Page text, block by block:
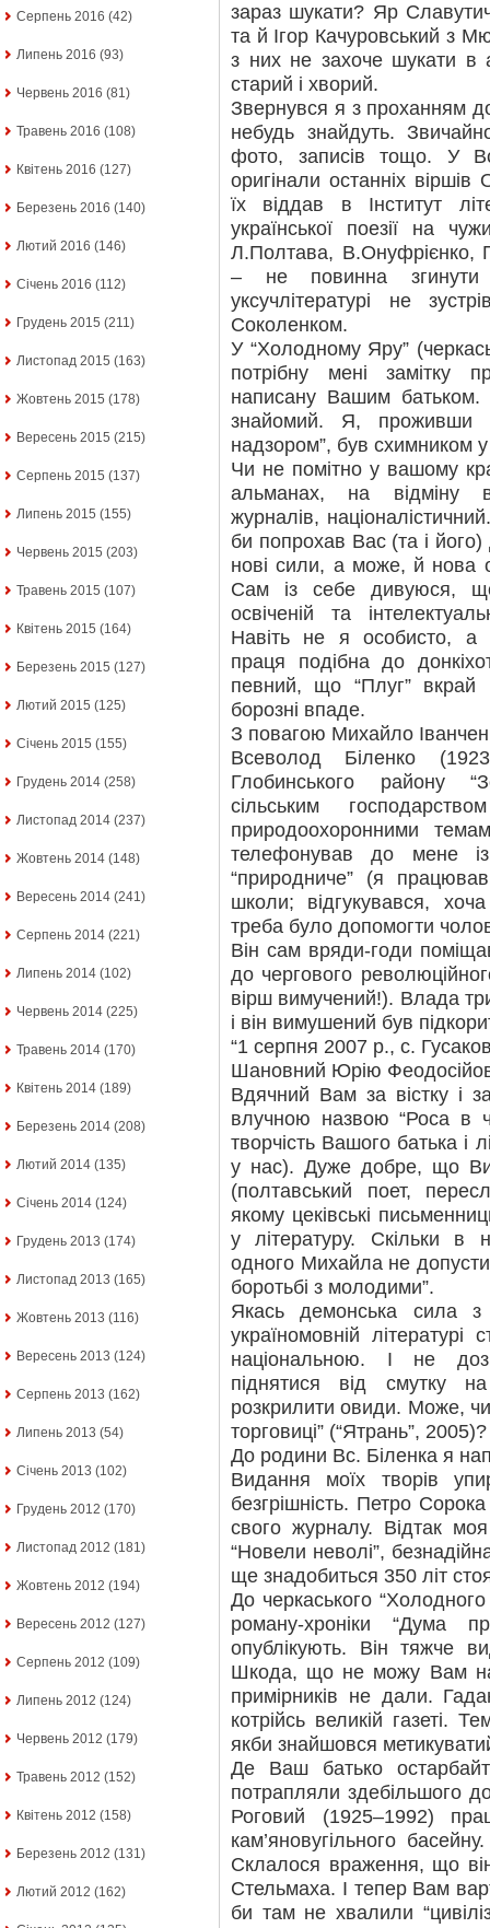
Серпень 2016 (42)
Липень 2016 (93)
Червень 2016 (81)
Травень 2016 (108)
Квітень 2016 (127)
Березень 2016 (140)
Лютий 2016 (146)
Січень 2016 (112)
Грудень 2015 (211)
Листопад 2015 (163)
Жовтень 2015 (178)
Вересень 2015 (215)
Серпень 2015 (137)
Липень 2015 (155)
Червень 2015 (203)
Травень 2015 (107)
Квітень 2015 (164)
Березень 2015 (127)
Лютий 2015 (125)
Січень 2015 (155)
Грудень 2014 (258)
Листопад 2014 (237)
Жовтень 2014 (148)
Вересень 2014 (241)
Серпень 2014 (221)
Липень 2014 (102)
Червень 2014 (225)
Травень 2014 (170)
Квітень 2014 (189)
Березень 2014 (208)
Лютий 2014 (135)
Січень 2014 (124)
Грудень 2013 (174)
Листопад 2013 (165)
Жовтень 2013 (116)
Вересень 2013 (124)
Серпень 2013 (162)
Липень 2013 (54)
Січень 2013 (102)
Грудень 2012 (170)
Листопад 2012 (181)
Жовтень 2012 (194)
Вересень 2012 (127)
Серпень 2012 (109)
Липень 2012 (124)
Червень 2012 (179)
Травень 2012 (152)
Квітень 2012 (158)
Березень 2012 (131)
Лютий 2012 (162)
зараз шукати? Яр
та й Ігор Качуровський з
з них не захоче шукати в
старий і хворий.
Звернувся я з проханням
небудь знайдуть.
фото, записів тощо. У
оригінали останніх
їх віддав в Інститут
української поезії на
Л.Полтава, В.Онуфрієнко,
– не повинна
уксучлітературі не
Соколенком.
У “Холодному Яру”
потрібну мені замітку
написану Вашим
знайомий. Я, проживши
надзором”, був схимником
Чи не помітно у вашому
альманах, на відміну
журналів,
би попрохав Вас (та і його)
нові сили, а може, й нова
Сам із себе дивуюся, що
освіченій та
Навіть не я особисто, а
праця подібна до
певний, що “Плуг”
борозні впаде.
З повагою Михайло
Всеволод Біленко
Глобинського району
сільським
природоохоронними
телефонував до мене
“природниче” (я
школи; відгукувався,
треба було допомогти
Він сам вряди-годи
до чергового
вірш вимучений!). Влада
і він вимушений був
“1 серпня 2007 р., с.
Шановний Юрію
Вдячний Вам за вістку і
влучною назвою “Роса в
творчість Вашого батька і
у нас). Дуже добре, що
(полтавський поет,
якому цеківські
у літературу. Скільки в
одного Михайла не
боротьбі з молодими”.
Якась демонська сила
україномовній
національною. І не
піднятися від смутку
розкрилити овиди. Може,
торговиці” (“Ятрань”,
До родини Вс. Біленка я
Видання моїх творів
безгрішність. Петро
свого журналу. Відтак
“Новели неволі”,
ще знадобиться 350 літ
До черкаського
роману-хроніки “Дума
опублікують. Він тяжче
Шкода, що не можу Вам
примірників не дали.
котрійсь великій газеті.
якби знайшовся
Де Ваш батько
потрапляли здебільшого
Роговий (1925–1992)
кам’яновугільного
Склалося враження, що
Стельмаха. І тепер Вам
би там не хвалили